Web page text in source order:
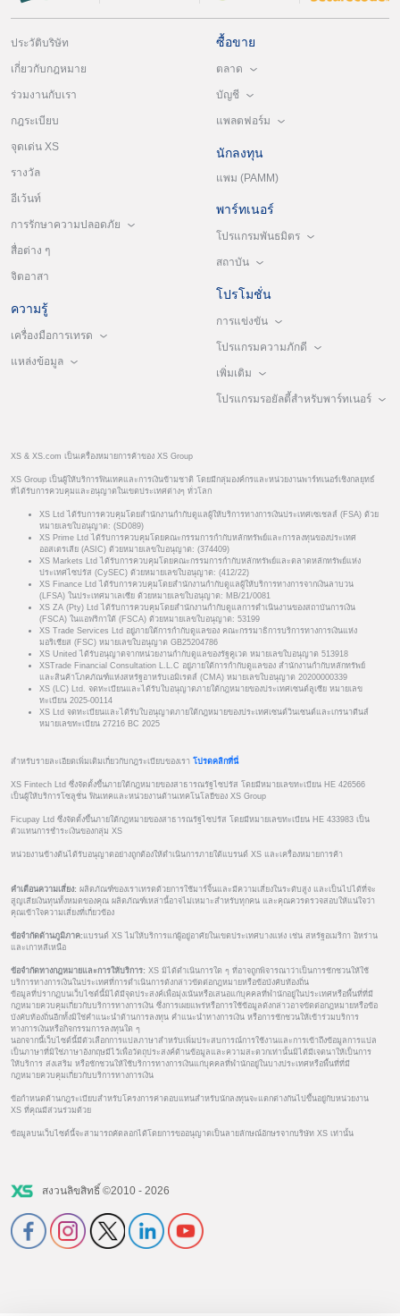
ประวัติบริษัท
เกี่ยวกับกฎหมาย
ร่วมงานกับเรา
กฎระเบียบ
จุดเด่น XS
รางวัล
อีเว้นท์
การรักษาความปลอดภัย
สื่อต่าง ๆ
จิตอาสา
ความรู้
เครื่องมือการเทรด
แหล่งข้อมูล
ซื้อขาย
ตลาด
บัญชี
แพลตฟอร์ม
นักลงทุน
แพม (PAMM)
พาร์ทเนอร์
โปรแกรมพันธมิตร
สถาบัน
โปรโมชั่น
การแข่งขัน
โปรแกรมความภักดี
เพิ่มเติม
โปรแกรมรอยัลตี้สำหรับพาร์ทเนอร์
XS & XS.com เป็นเครื่องหมายการค้าของ XS Group
XS Group เป็นผู้ให้บริการฟินเทคและการเงินข้ามชาติ โดยมีกลุ่มองค์กรและหน่วยงานพาร์ทเนอร์เชิงกลยุทธ์
ที่ได้รับการควบคุมและอนุญาตในเขตประเทศต่างๆ ทั่วโลก
XS Ltd ได้รับการควบคุมโดยสำนักงานกำกับดูแลผู้ให้บริการทางการเงินประเทศเซเชลส์ (FSA) ด้วย
หมายเลขใบอนุญาต: (SD089)
XS Prime Ltd ได้รับการควบคุมโดยคณะกรรมการกำกับหลักทรัพย์และการลงทุนของประเทศ
ออสเตรเลีย (ASIC) ด้วยหมายเลขใบอนุญาต: (374409)
XS Markets Ltd ได้รับการควบคุมโดยคณะกรรมการกำกับหลักทรัพย์และตลาดหลักทรัพย์แห่ง
ประเทศไซปรัส (CySEC) ด้วยหมายเลขใบอนุญาต: (412/22)
XS Finance Ltd ได้รับการควบคุมโดยสำนักงานกำกับดูแลผู้ให้บริการทางการจากเงินลาบวน
(LFSA) ในประเทศมาเลเซีย ด้วยหมายเลขใบอนุญาต: MB/21/0081
XS ZA (Pty) Ltd ได้รับการควบคุมโดยสำนักงานกำกับดูแลการดำเนินงานของสถาบันการเงิน
(FSCA) ในแอฟริกาใต้ (FSCA) ด้วยหมายเลขใบอนุญาต: 53199
XS Trade Services Ltd อยู่ภายใต้การกำกับดูแลของ คณะกรรมาธิการบริการทางการเงินแห่ง
มอริเชียส (FSC) หมายเลขใบอนุญาต GB25204786
XS United ได้รับอนุญาตจากหน่วยงานกำกับดูแลของรัฐคูเวต หมายเลขใบอนุญาต 513918
XSTrade Financial Consultation L.L.C อยู่ภายใต้การกำกับดูแลของ สำนักงานกำกับหลักทรัพย์
และสินค้าโภคภัณฑ์แห่งสหรัฐอาหรับเอมิเรตส์ (CMA) หมายเลขใบอนุญาต 20200000339
XS (LC) Ltd. จดทะเบียนและได้รับใบอนุญาตภายใต้กฎหมายของประเทศเซนต์ลูเซีย หมายเลข
ทะเบียน 2025-00114
XS Ltd จดทะเบียนและได้รับใบอนุญาตภายใต้กฎหมายของประเทศเซนต์วินเซนต์และเกรนาดีนส์
หมายเลขทะเบียน 27216 BC 2025
สำหรับรายละเอียดเพิ่มเติมเกี่ยวกับกฎระเบียบของเรา โปรดคลิกที่นี่
XS Fintech Ltd ซึ่งจัดตั้งขึ้นภายใต้กฎหมายของสาธารณรัฐไซปรัส โดยมีหมายเลขทะเบียน HE 426566
เป็นผู้ให้บริการโซลูชั่น ฟินเทคและหน่วยงานด้านเทคโนโลยีของ XS Group
Ficupay Ltd ซึ่งจัดตั้งขึ้นภายใต้กฎหมายของสาธารณรัฐไซปรัส โดยมีหมายเลขทะเบียน HE 433983 เป็น
ตัวแทนการชำระเงินของกลุ่ม XS
หน่วยงานข้างต้นได้รับอนุญาตอย่างถูกต้องให้ดำเนินการภายใต้แบรนด์ XS และเครื่องหมายการค้า
คำเตือนความเสี่ยง: ผลิตภัณฑ์ของเราเทรดด้วยการใช้มาร์จิ้นและมีความเสี่ยงในระดับสูง และเป็นไปได้ที่จะ
สูญเสียเงินทุนทั้งหมดของคุณ ผลิตภัณฑ์เหล่านี้อาจไม่เหมาะสำหรับทุกคน และคุณควรตรวจสอบให้แน่ใจว่า
คุณเข้าใจความเสี่ยงที่เกี่ยวข้อง
ข้อจำกัดด้านภูมิภาค: แบรนด์ XS ไม่ให้บริการแก่ผู้อยู่อาศัยในเขตประเทศบางแห่ง เช่น สหรัฐอเมริกา อิหร่าน
และเกาหลีเหนือ
ข้อจำกัดทางกฎหมายและการให้บริการ: XS มิได้ดำเนินการใด ๆ ที่อาจถูกพิจารณาว่าเป็นการชักชวนให้ใช้
บริการทางการเงินในประเทศที่การดำเนินการดังกล่าวขัดต่อกฎหมายหรือข้อบังคับท้องถิ่น
ข้อมูลที่ปรากฏบนเว็บไซต์นี้มิได้มีจุดประสงค์เพื่อมุ่งเน้นหรือเสนอแก่บุคคลที่พำนักอยู่ในประเทศหรือพื้นที่ที่มี
กฎหมายควบคุมเกี่ยวกับบริการทางการเงิน ซึ่งการเผยแพร่หรือการใช้ข้อมูลดังกล่าวอาจขัดต่อกฎหมายหรือข้อ
บังคับท้องถิ่นอีกทั้งมิใช่คำแนะนำด้านการลงทุน คำแนะนำทางการเงิน หรือการชักชวนให้เข้าร่วมบริการ
ทางการเงินหรือกิจกรรมการลงทุนใด ๆ
นอกจากนี้เว็บไซต์นี้มีตัวเลือกการแปลภาษาสำหรับเพิ่มประสบการณ์การใช้งานและการเข้าถึงข้อมูลการแปล
เป็นภาษาที่มิใช่ภาษาอังกฤษมีไว้เพื่อวัตถุประสงค์ด้านข้อมูลและความสะดวกเท่านั้นมิได้มีเจตนาให้เป็นการ
ให้บริการ ส่งเสริม หรือชักชวนให้ใช้บริการทางการเงินแก่บุคคลที่พำนักอยู่ในบางประเทศหรือพื้นที่ที่มี
กฎหมายควบคุมเกี่ยวกับบริการทางการเงิน
ข้อกำหนดด้านกฎระเบียบสำหรับโครงการค่าตอบแทนสำหรับนักลงทุนจะแตกต่างกันไปขึ้นอยู่กับหน่วยงาน
XS ที่คุณมีส่วนร่วมด้วย
ข้อมูลบนเว็บไซต์นี้จะสามารถคัดลอกได้โดยการขออนุญาตเป็นลายลักษณ์อักษรจากบริษัท XS เท่านั้น
สงวนลิขสิทธิ์ ©2010 - 2026